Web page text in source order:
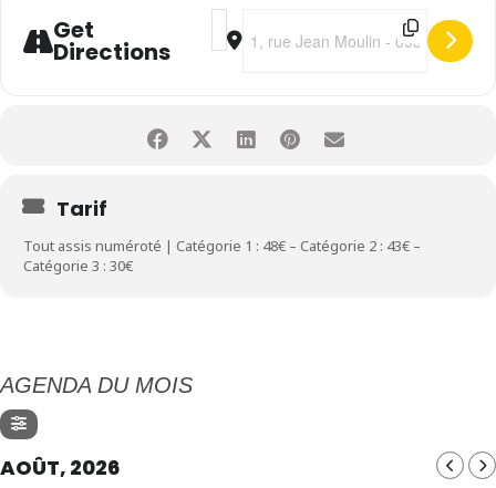
Get
Directions
Address - Ana Moura [rhrryBZJS]
Destination Address - Ana Moura
Tarif
Tout assis numéroté | Catégorie 1 : 48€ – Catégorie 2 : 43€ –
Catégorie 3 : 30€
AGENDA DU MOIS
AOÛT, 2026